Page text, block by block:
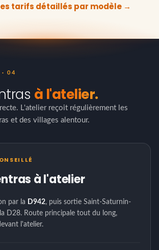
tarifs détaillés par modèle →
· 04
à l'atelier.
L'atelier reçoit régulièrement les
et des villages alentour.
à l'atelier
par la D942, puis sortie Saint-Saturnin-
D28. Route principale tout du long,
l'atelier.